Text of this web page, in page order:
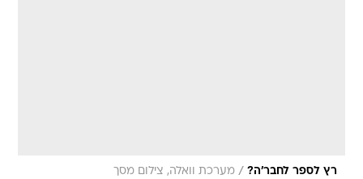
רץ לספר לחבר'ה? / מערכת וואלה, צילום מסך